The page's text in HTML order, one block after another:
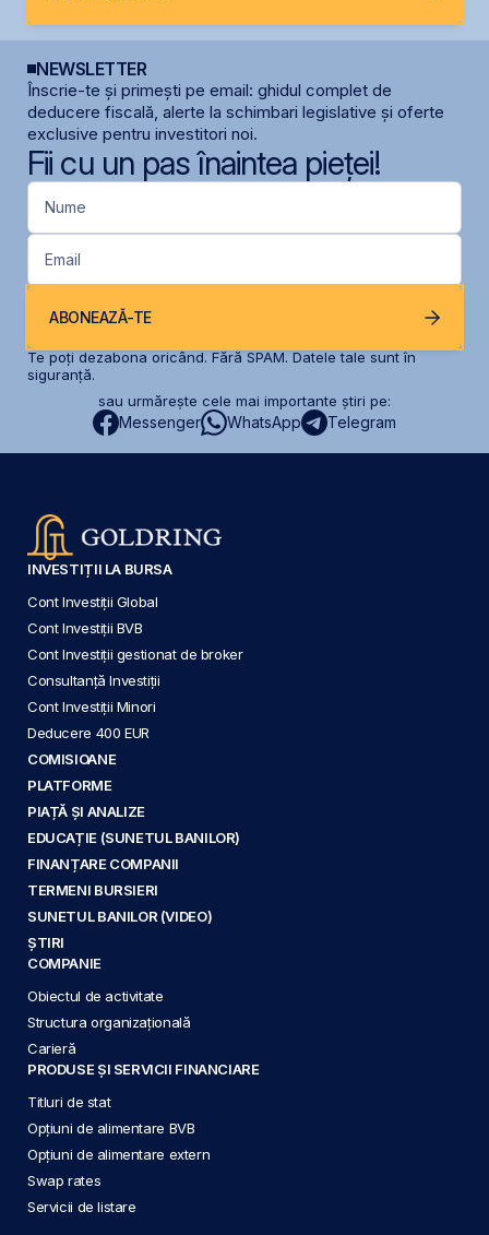
NEWSLETTER
Înscrie-te și primești pe email: ghidul complet de
deducere fiscală, alerte la schimbari legislative și oferte
exclusive pentru investitori noi.
Fii cu un pas înaintea pieței!
Nume
Email
ABONEAZĂ-TE
Te poți dezabona oricând. Fără SPAM. Datele tale sunt în
siguranță.
sau urmărește cele mai importante știri pe:
Messenger WhatsApp Telegram
INVESTIȚII LA BURSA
Cont Investiții Global
Cont Investiții BVB
Cont Investiții gestionat de broker
Consultanță Investiții
Cont Investiții Minori
Deducere 400 EUR
COMISIOANE
PLATFORME
PIAȚĂ ȘI ANALIZE
EDUCAȚIE (SUNETUL BANILOR)
FINANȚARE COMPANII
TERMENI BURSIERI
SUNETUL BANILOR (VIDEO)
ȘTIRI
COMPANIE
Obiectul de activitate
Structura organizațională
Carieră
PRODUSE ȘI SERVICII FINANCIARE
Titluri de stat
Opțiuni de alimentare BVB
Opțiuni de alimentare extern
Swap rates
Servicii de listare